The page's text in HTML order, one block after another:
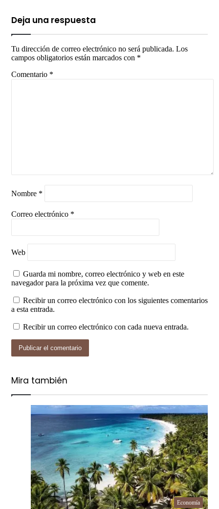
Deja una respuesta
Tu dirección de correo electrónico no será publicada. Los
campos obligatorios están marcados con *
Comentario *
Nombre *
Correo electrónico *
Web
Guarda mi nombre, correo electrónico y web en este
navegador para la próxima vez que comente.
Recibir un correo electrónico con los siguientes comentarios
a esta entrada.
Recibir un correo electrónico con cada nueva entrada.
Mira también
Economía